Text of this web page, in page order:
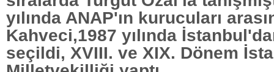
yılında ANAP'ın kurucuları
Kahveci,1987 yılında
seçildi, XVIII. ve XIX. Dönem